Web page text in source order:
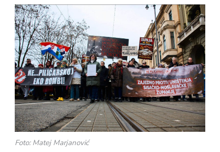
Foto: Matej Marjanović